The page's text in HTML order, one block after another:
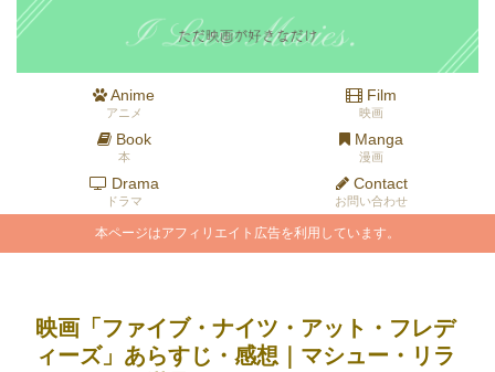
Anime
アニメ
Film
映画
Book
本
Manga
漫画
Drama
ドラマ
Contact
お問い合わせ
本ページはアフィリエイト広告を利用しています。
映画「ファイブ・ナイツ・アット・フレデ
ィーズ」あらすじ・感想｜マシュー・リラ